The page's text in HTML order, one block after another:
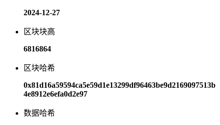
2024-12-27
区块块高
6816864
区块哈希
0x81d16a59594ca5e59d1e13299df96463be9d2169097513b
4e8912e6efa0d2e97
数据哈希